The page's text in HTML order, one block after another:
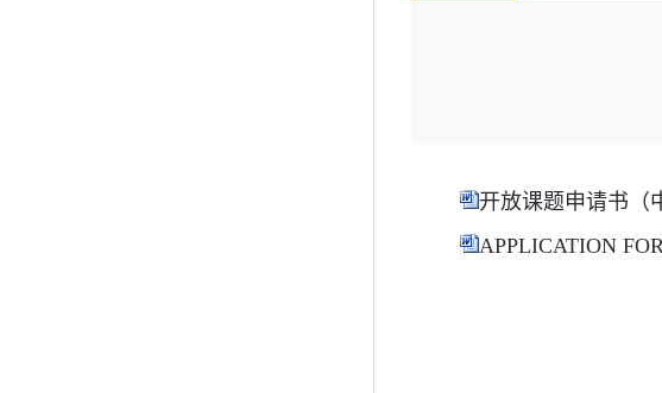
开放课题申请书（
APPLICATION